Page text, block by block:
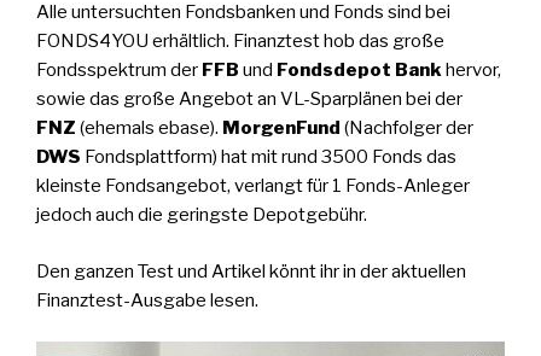
Alle untersuchten Fondsbanken und Fonds sind bei
FONDS4YOU erhältlich. Finanztest hob das große
Fondsspektrum der FFB und Fondsdepot Bankhervor,
sowie das große Angebot an VL-Sparplänen bei der
FNZ (ehemals ebase). MorgenFund (Nachfolger der
DWS Fondsplattform) hat mit rund 3500 Fonds das
kleinste Fondsangebot, verlangt für 1 Fonds-Anleger
jedoch auch die geringste Depotgebühr.
Den ganzen Test und Artikel könnt ihr in der aktuellen
Finanztest-Ausgabe lesen.